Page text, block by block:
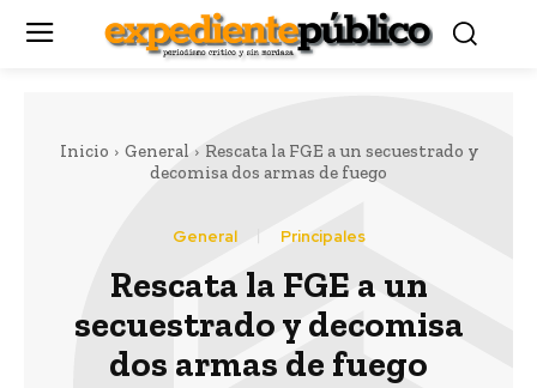
Inicio General
Rescata la FGE a un secuestrado y
decomisa dos armas de fuego
General Principales
Rescata la FGE a un
secuestrado y decomisa
dos armas de fuego